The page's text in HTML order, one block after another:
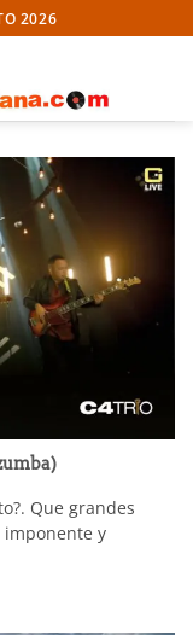
2026
Que grandes
imponente y